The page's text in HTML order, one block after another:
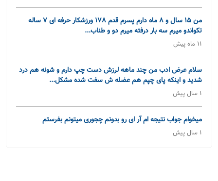
من 15 سال و 8 ماه دارم پسرم قدم 178 ورزشکار حرفه ای 7 ساله
تکواندو میرم سه بار درفته میرم دو و طناب...
11 ماه پیش
سلام عرض ادب من چند ماهه لرزش دست چپ دارم و شونه هم درد
شدید و اینکه پای چپم هم عضله ش سفت شده مشکل...
1 سال پیش
میخوام جواب نتیجه ام آر ای رو بدونم چجوری میتونم بفرستم
1 سال پیش